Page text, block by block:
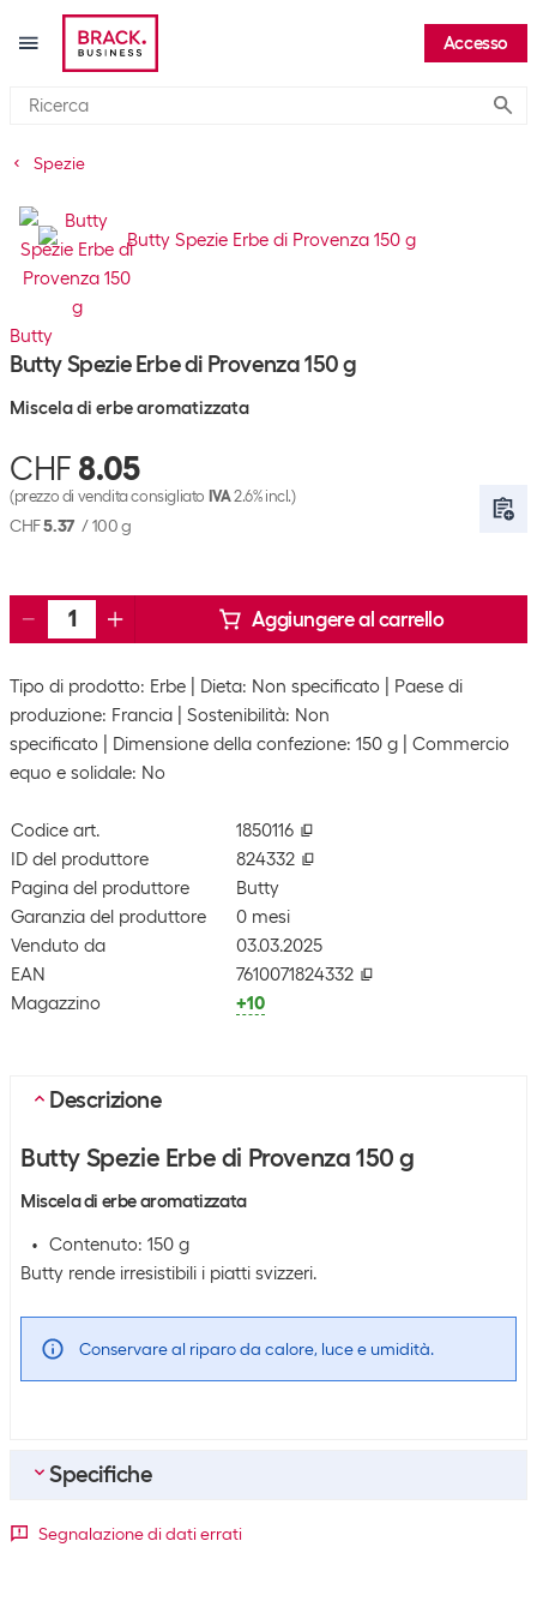
Accesso
Spezie
Butty
Butty Spezie Erbe di Provenza 150 g
Miscela di erbe aromatizzata
CHF 8.05
(prezzo di vendita consigliato IVA2.6% incl.)
CHF5.37 /100 g
Aggiungere al carrello
Tipo di prodotto: Erbe Dieta: Non specificato
Paese di
produzione: Francia
Sostenibilità: Non
specificato
Dimensione della confezione: 150 g
Commercio
equo e solidale: No
Codice art.
1850116
ID del produttore
824332
Pagina del produttore
Butty
Garanzia del produttore
0 mesi
Venduto da
03.03.2025
EAN
7610071824332
Magazzino
+10
Descrizione
Butty Spezie Erbe di Provenza 150 g
Miscela di erbe aromatizzata
Contenuto: 150 g
Butty rende irresistibili i piatti svizzeri.
Conservare al riparo da calore, luce e umidità.
Specifiche
Bulk packaging
Segnalazione di dati errati